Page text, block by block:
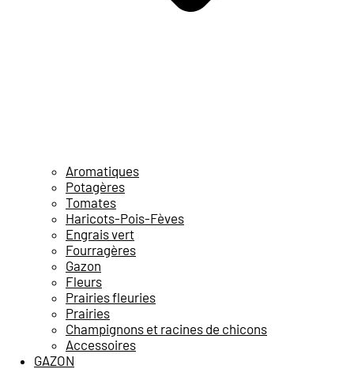
Aromatiques
Potagères
Tomates
Haricots-Pois-Fèves
Engrais vert
Fourragères
Gazon
Fleurs
Prairies fleuries
Prairies
Champignons et racines de chicons
Accessoires
GAZON